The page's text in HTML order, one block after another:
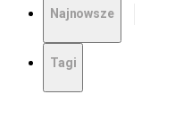
Najnowsze
Tagi